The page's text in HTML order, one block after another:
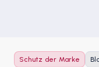
Schutz der Marke